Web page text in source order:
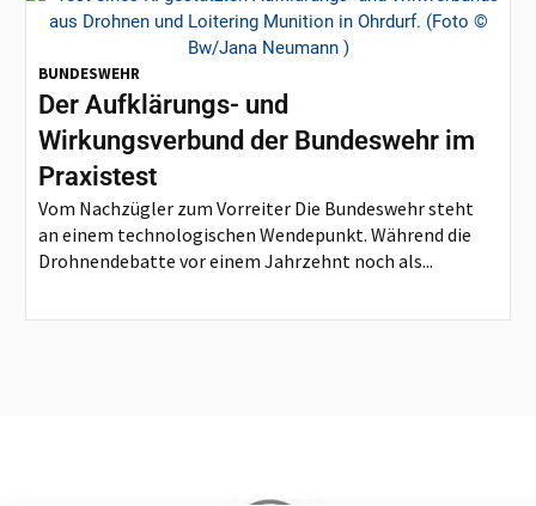
BUNDESWEHR
Der Aufklärungs- und
Wirkungsverbund der Bundeswehr im
Praxistest
Vom Nachzügler zum Vorreiter Die Bundeswehr steht
an einem technologischen Wendepunkt. Während die
Drohnendebatte vor einem Jahrzehnt noch als...